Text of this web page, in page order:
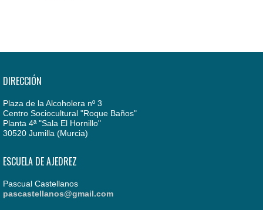
DIRECCIÓN
Plaza de la Alcoholera nº 3
Centro Sociocultural "Roque Baños"
Planta 4ª "Sala El Hornillo"
30520 Jumilla (Murcia)
ESCUELA DE AJEDREZ
Pascual Castellanos
pascastellanos@gmail.com